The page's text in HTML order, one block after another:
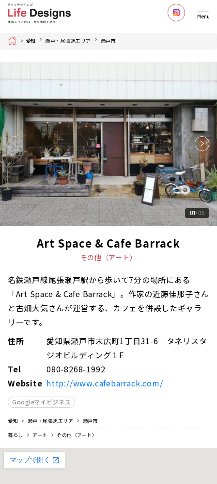
Menu
Home 愛知 瀬戸・尾張旭エリア 瀬戸市
01 05
Art Space & Cafe Barrack
その他（アート）
名鉄瀬戸線尾張瀬戸駅から歩いて7分の場所にある
「Art Space & Cafe Barrack」。作家の近藤佳那子さん
と古畑大気さんが運営する、カフェを併設したギャラ
リーです。
住所
愛知県瀬戸市末広町1丁目31-6 タネリスタ
ジオビルディング１F
Tel
080-8268-1992
Website http://www.cafebarrack.com/
Googleマイビジネス
愛知 瀬戸・尾張旭エリア
瀬戸市
暮らし
アート その他（アート）